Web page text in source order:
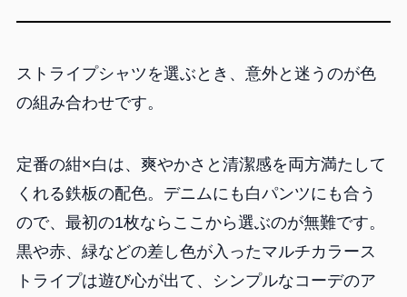
ストライプシャツを選ぶとき、意外と迷うのが色
の組み合わせです。
定番の紺×白は、爽やかさと清潔感を両方満たして
くれる鉄板の配色。デニムにも白パンツにも合う
ので、最初の1枚ならここから選ぶのが無難です。
黒や赤、緑などの差し色が入ったマルチカラース
トライプは遊び心が出て、シンプルなコーデのア